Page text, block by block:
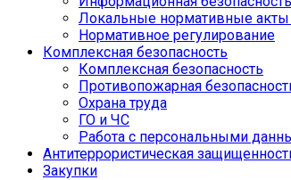
Локальные нормативные акты
Нормативное регулирование
Комплексная безопасность
Комплексная безопасность
Противопожарная
Охрана труда
ГО и ЧС
Работа с персональными
Антитеррористическая
Закупки